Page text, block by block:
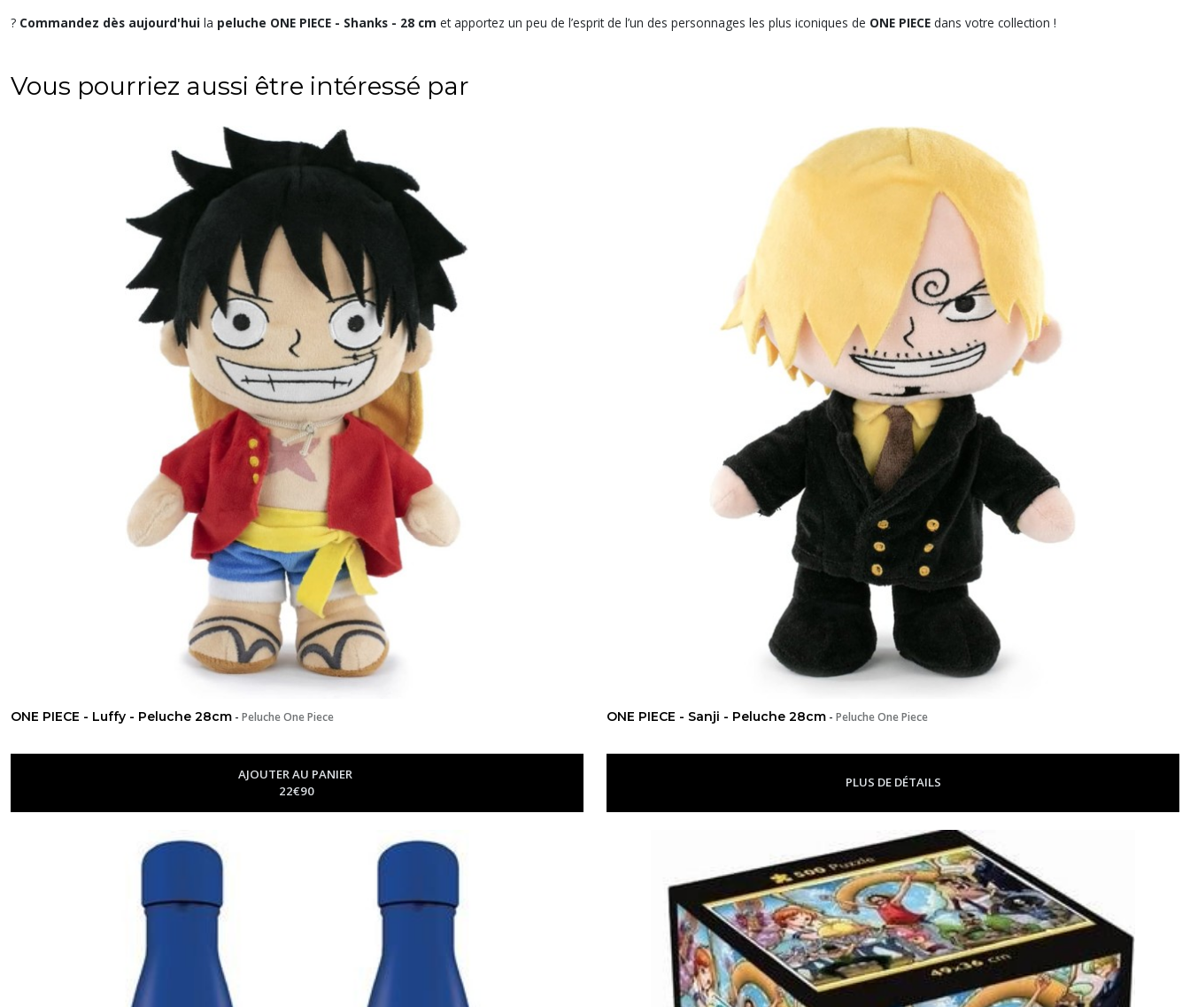
? Commandez dès aujourd'hui la peluche ONE PIECE - Shanks - 28 cm et apportez un peu de l’esprit de l’un des personnages les plus iconiques de ONE PIECE dans votre collection !
Vous pourriez aussi être intéressé par
ONE PIECE - Luffy - Peluche 28cm - Peluche One Piece
AJOUTER AU PANIER
22€90
ONE PIECE - Sanji - Peluche 28cm -Peluche One Piece
PLUS DE DÉTAILS